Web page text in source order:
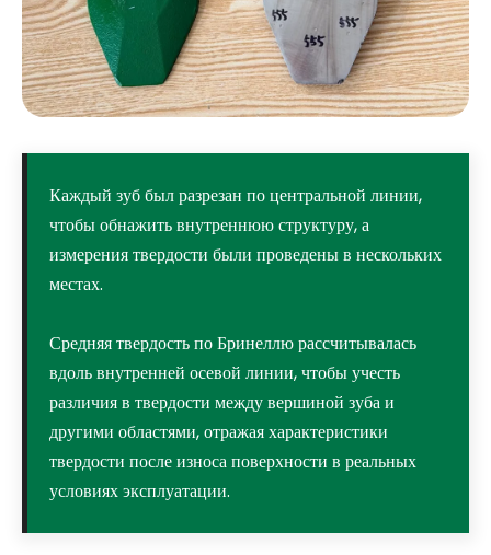
Каждый зуб был разрезан по центральной линии,
чтобы обнажить внутреннюю структуру, а
измерения твердости были проведены в нескольких
местах.
Средняя твердость по Бринеллю рассчитывалась
вдоль внутренней осевой линии, чтобы учесть
различия в твердости между вершиной зуба и
другими областями, отражая характеристики
твердости после износа поверхности в реальных
условиях эксплуатации.